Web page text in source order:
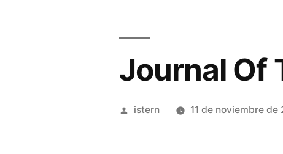
Journal Of
Publicado
istern 11 de noviembre de